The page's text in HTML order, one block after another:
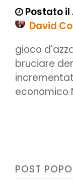
Postato il
David
gioco
bruciare
economico
POST